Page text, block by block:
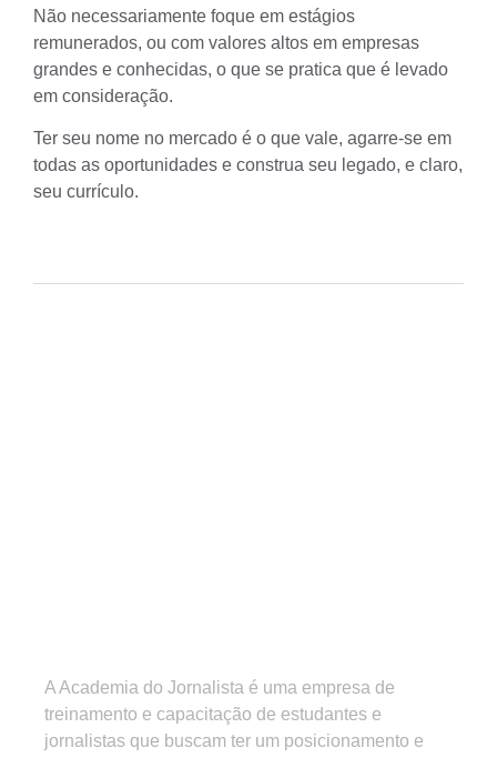
Não necessariamente foque em estágios
remunerados, ou com valores altos em empresas
grandes e conhecidas, o que se pratica que é levado
em consideração.
Ter seu nome no mercado é o que vale, agarre-se em
todas as oportunidades e construa seu legado, e claro,
seu currículo.
A Academia do Jornalista é uma empresa de
treinamento e capacitação de estudantes e
jornalistas que buscam ter um posicionamento e